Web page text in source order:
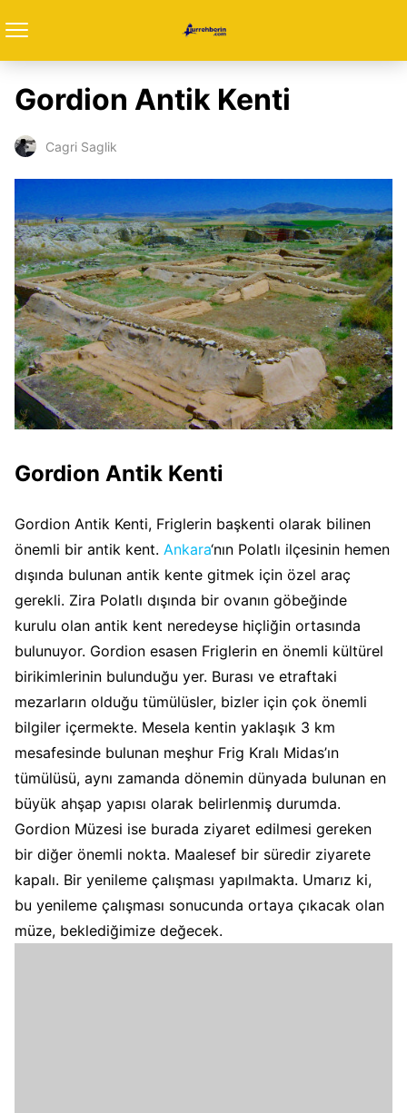
Gordion Antik Kenti
Cagri Saglik
Gordion Antik Kenti
Gordion Antik Kenti, Friglerin başkenti olarak bilinen
önemli bir antik kent. Ankara‘nın Polatlı ilçesinin hemen
dışında bulunan antik kente gitmek için özel araç
gerekli. Zira Polatlı dışında bir ovanın göbeğinde
kurulu olan antik kent neredeyse hiçliğin ortasında
bulunuyor. Gordion esasen Friglerin en önemli kültürel
birikimlerinin bulunduğu yer. Burası ve etraftaki
mezarların olduğu tümülüsler, bizler için çok önemli
bilgiler içermekte. Mesela kentin yaklaşık 3 km
mesafesinde bulunan meşhur Frig Kralı Midas’ın
tümülüsü, aynı zamanda dönemin dünyada bulunan en
büyük ahşap yapısı olarak belirlenmiş durumda.
Gordion Müzesi ise burada ziyaret edilmesi gereken
bir diğer önemli nokta. Maalesef bir süredir ziyarete
kapalı. Bir yenileme çalışması yapılmakta. Umarız ki,
bu yenileme çalışması sonucunda ortaya çıkacak olan
müze, beklediğimize değecek.